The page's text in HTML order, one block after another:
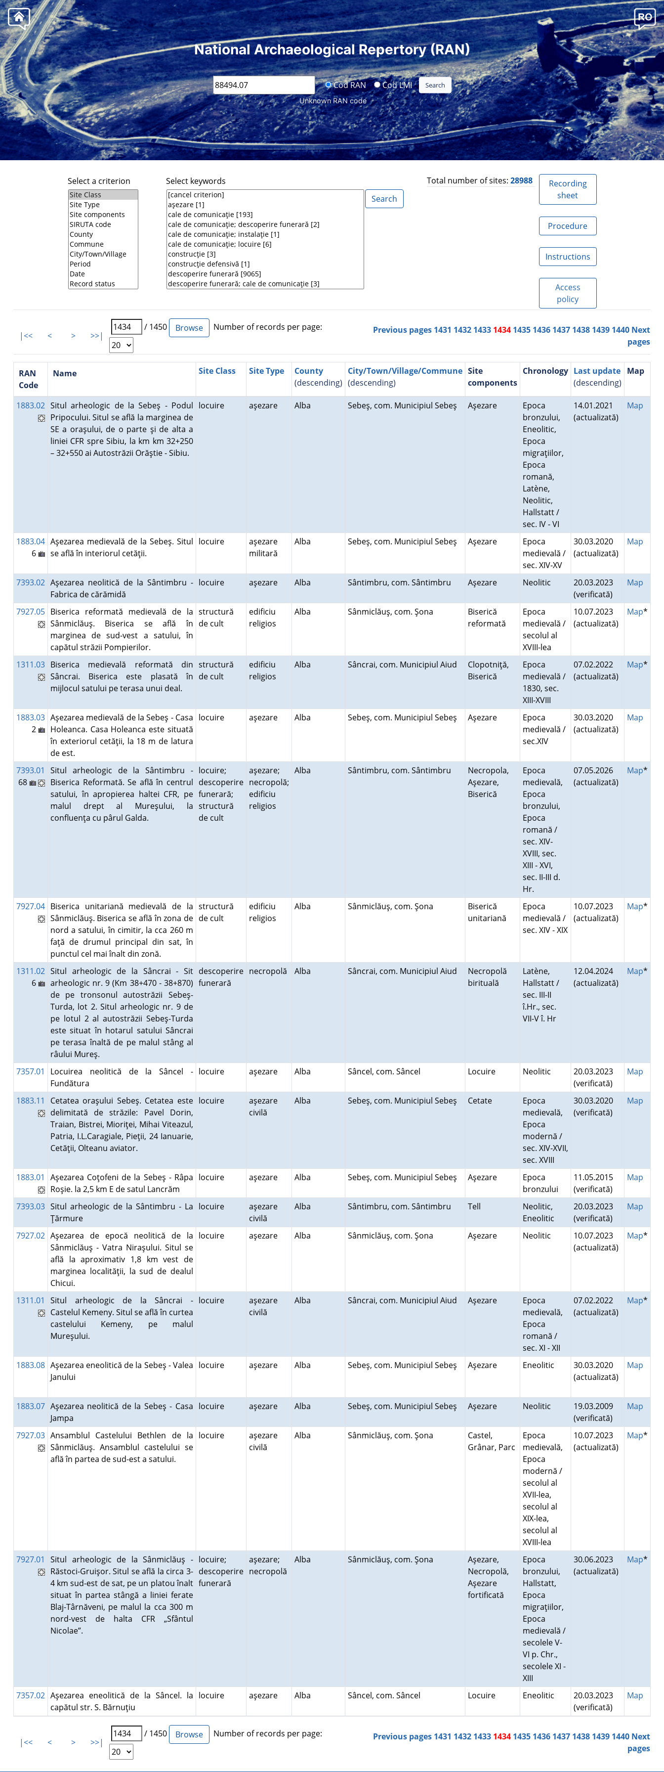
National Archaeological Repertory (RAN)
Cod RAN Cod LMI
Unknown RAN code
Select a criterion Select keywords Total number of sites: 28988
Recording
sheet
Procedure
Instructions
Access
policy
|<< < > >>|
/ 1450 Number of records per page: Previous pages 1431 1432 1433 1434 1435 1436 1437 1438 1439 1440 Next
pages
RAN
Code
Name Site Class Site Type
County
(descending)
City/Town/Village/Commune
(descending)
Site
components
Chronology Last update
(descending)
Map
1883.02 Situl arheologic de la Sebeş - Podul
Pripocului. Situl se află la marginea de
SE a oraşului, de o parte şi de alta a
liniei CFR spre Sibiu, la km km 32+250
– 32+550 ai Autostrăzii Orăştie - Sibiu.
locuire aşezare Alba Sebeş, com. Municipiul Sebeş Aşezare
Epoca
bronzului,
Eneolitic,
Epoca
migraţiilor,
Epoca
romană,
Latène,
Neolitic,
Hallstatt /
sec. IV - VI
14.01.2021
(actualizată)
Map
1883.04
6
Aşezarea medievală de la Sebeş. Situl
se află în interiorul cetăţii.
locuire
aşezare
militară
Alba Sebeş, com. Municipiul Sebeş Aşezare
Epoca
medievală /
sec. XIV-XV
30.03.2020
(actualizată)
Map
7393.02 Aşezarea neolitică de la Sântimbru -
Fabrica de cărămidă
locuire aşezare Alba Sântimbru, com. Sântimbru Aşezare Neolitic
20.03.2023
(verificată)
Map
7927.05 Biserica reformată medievală de la
Sânmiclăuş. Biserica se află în
marginea de sud-vest a satului, în
capătul străzii Pompierilor.
structură
de cult
edificiu
religios
Alba Sânmiclăuş, com. Şona
Biserică
reformată
Epoca
medievală /
secolul al
XVIII-lea
10.07.2023
(actualizată)
Map*
1311.03 Biserica medievală reformată din
Sâncrai. Biserica este plasată în
mijlocul satului pe terasa unui deal.
structură
de cult
edificiu
religios
Alba Sâncrai, com. Municipiul Aiud
Clopotniţă,
Biserică
Epoca
medievală /
1830, sec.
XIII-XVIII
07.02.2022
(actualizată)
Map*
1883.03
2
Aşezarea medievală de la Sebeş - Casa
Holeanca. Casa Holeanca este situată
în exteriorul cetăţii, la 18 m de latura
de est.
locuire aşezare Alba Sebeş, com. Municipiul Sebeş Aşezare
Epoca
medievală /
sec.XIV
30.03.2020
(actualizată)
Map
7393.01
68
Situl arheologic de la Sântimbru -
Biserica Reformată. Se află în centrul
satului, în apropierea haltei CFR, pe
malul drept al Mureşului, la
confluenţa cu pârul Galda.
locuire;
descoperire
funerară;
structură
de cult
aşezare;
necropolă;
edificiu
religios
Alba Sântimbru, com. Sântimbru
Necropola,
Aşezare,
Biserică
Epoca
medievală,
Epoca
bronzului,
Epoca
romană /
sec. XIV-
XVIII, sec.
XIII - XVI,
sec. II-III d.
Hr.
07.05.2026
(actualizată)
Map*
7927.04 Biserica unitariană medievală de la
Sânmiclăuş. Biserica se află în zona de
nord a satului, în cimitir, la cca 260 m
faţă de drumul principal din sat, în
punctul cel mai înalt din zonă.
structură
de cult
edificiu
religios
Alba Sânmiclăuş, com. Şona
Biserică
unitariană
Epoca
medievală /
sec. XIV - XIX
10.07.2023
(actualizată)
Map*
1311.02
6
Situl arheologic de la Sâncrai - Sit
arheologic nr. 9 (Km 38+470 - 38+870)
de pe tronsonul autostrăzii Sebeş-
Turda, lot 2. Situl arheologic nr. 9 de
pe lotul 2 al autostrăzii Sebeş-Turda
este situat în hotarul satului Sâncrai
pe terasa înaltă de pe malul stâng al
râului Mureş.
descoperire
funerară
necropolă Alba Sâncrai, com. Municipiul Aiud
Necropolă
birituală
Latène,
Hallstatt /
sec. III-II
î.Hr., sec.
VII-V î. Hr
12.04.2024
(actualizată)
Map*
7357.01
Locuirea neolitică de la Sâncel -
Fundătura
locuire aşezare Alba Sâncel, com. Sâncel Locuire Neolitic
20.03.2023
(verificată)
Map
1883.11
Cetatea oraşului Sebeş. Cetatea este
delimitată de străzile: Pavel Dorin,
Traian, Bistrei, Mioriţei, Mihai Viteazul,
Patria, I.L.Caragiale, Pieţii, 24 Ianuarie,
Cetăţii, Olteanu aviator.
locuire
aşezare
civilă
Alba Sebeş, com. Municipiul Sebeş Cetate
Epoca
medievală,
Epoca
modernă /
sec. XIV-XVII,
sec. XVIII
30.03.2020
(verificată)
Map
1883.01
Aşezarea Coţofeni de la Sebeş - Râpa
Roşie. la 2,5 km E de satul Lancrăm
locuire aşezare Alba Sebeş, com. Municipiul Sebeş Aşezare
Epoca
bronzului
11.05.2015
(verificată)
Map
7393.03 Situl arheologic de la Sântimbru - La
Ţărmure
locuire
aşezare
civilă
Alba Sântimbru, com. Sântimbru Tell
Neolitic,
Eneolitic
20.03.2023
(verificată)
Map
7927.02 Aşezarea de epocă neolitică de la
Sânmiclăuş - Vatra Niraşului. Situl se
află la aproximativ 1,8 km vest de
marginea localităţii, la sud de dealul
Chicui.
locuire aşezare Alba Sânmiclăuş, com. Şona Aşezare Neolitic
10.07.2023
(actualizată)
Map*
1311.01
Situl arheologic de la Sâncrai -
Castelul Kemeny. Situl se află în curtea
castelului Kemeny, pe malul
Mureşului.
locuire
aşezare
civilă
Alba Sâncrai, com. Municipiul Aiud Aşezare
Epoca
medievală,
Epoca
romană /
sec. XI - XII
07.02.2022
(actualizată)
Map*
1883.08 Aşezarea eneolitică de la Sebeş - Valea
Janului
locuire aşezare Alba Sebeş, com. Municipiul Sebeş Aşezare Eneolitic
30.03.2020
(actualizată)
Map
1883.07 Aşezarea neolitică de la Sebeş - Casa
Jampa
locuire aşezare Alba Sebeş, com. Municipiul Sebeş Aşezare Neolitic
19.03.2009
(verificată)
Map
7927.03 Ansamblul Castelului Bethlen de la
Sânmiclăuş. Ansamblul castelului se
află în partea de sud-est a satului.
locuire
aşezare
civilă
Alba Sânmiclăuş, com. Şona
Castel,
Grânar, Parc
Epoca
medievală,
Epoca
modernă /
secolul al
XVII-lea,
secolul al
XIX-lea,
secolul al
XVIII-lea
10.07.2023
(actualizată)
Map*
7927.01
Situl arheologic de la Sânmiclăuş -
Răstoci-Gruişor. Situl se află la circa 3-
4 km sud-est de sat, pe un platou înalt
situat în partea stângă a liniei ferate
Blaj-Târnăveni, pe malul la cca 300 m
nord-vest de halta CFR „Sfântul
Nicolae”.
locuire;
descoperire
funerară
aşezare;
necropolă
Alba Sânmiclăuş, com. Şona
Aşezare,
Necropolă,
Aşezare
fortificată
Epoca
bronzului,
Hallstatt,
Epoca
migraţiilor,
Epoca
medievală /
secolele V-
VI p. Chr.,
secolele XI -
XIII
30.06.2023
(actualizată)
Map*
7357.02 Aşezarea eneolitică de la Sâncel. la
capătul str. S. Bărnuţiu
locuire aşezare Alba Sâncel, com. Sâncel Locuire Eneolitic
20.03.2023
(verificată)
Map
|<< < > >>|
/ 1450 Number of records per page: Previous pages 1431 1432 1433 1434 1435 1436 1437 1438 1439 1440 Next
pages